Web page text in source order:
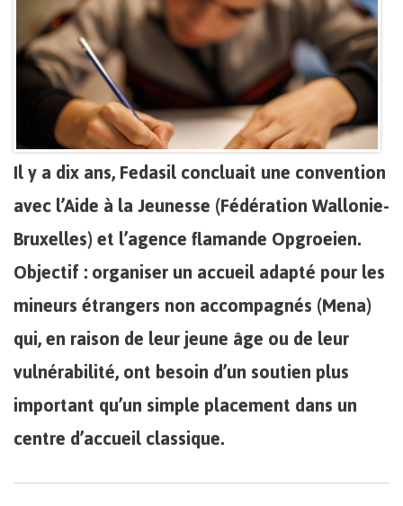
Il y a dix ans, Fedasil concluait une convention
avec l’Aide à la Jeunesse (Fédération Wallonie-
Bruxelles) et l’agence flamande Opgroeien.
Objectif : organiser un accueil adapté pour les
mineurs étrangers non accompagnés (Mena)
qui, en raison de leur jeune âge ou de leur
vulnérabilité, ont besoin d’un soutien plus
important qu’un simple placement dans un
centre d’accueil classique.